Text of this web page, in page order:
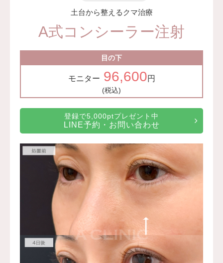
土台から整えるクマ治療
A式コンシーラー注射
目の下
モニター 96,600円
(税込)
登録で5,000ptプレゼント中
LINE予約・お問い合わせ